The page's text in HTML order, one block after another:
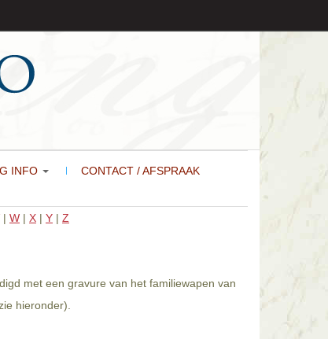
INFO CONTACT / AFSPRAAK
| W | X | Y | Z
met een gravure van het familiewapen van
hieronder).